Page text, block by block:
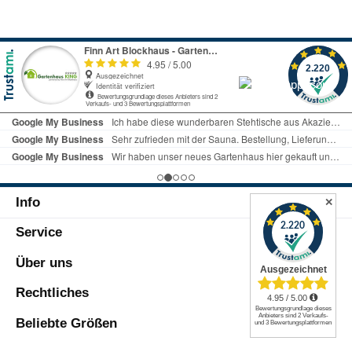
Boden stecken2-teiliger Mast zum
praktischen Transportstabile
VerstrebungenTechnische
Daten:Bogenmaß: 200 cmHöhe
zusammengeklappt: 115 cm verstellbare
Höhe (min.-max.): 120 - 210 cm Material
Mast/Streben:
mmMaterial Bezugstoff: 100 %
PolyesterFarbe: TürkisLieferumfang:1 x
normalen Sonnenschirmständer gestellt
werden. Die Schirmbespannung besteht
aus wasserabweisendem Stoff mit
Sonnenschutz UV50+. So bist du bestens
vor der Sonne und auch vor einem
Sommerregen geschützt. Schirmmast und
Schirmstreben sind
aus robustem pulverbeschichtetem Stahl.
Mit einem Halteband lässt sich der Schirm
vorm Verpacken bequem
zusammenbinden und leicht in
Picknick.Dein perfekter Begleiter durch
Sommer! Produktvorteile:Sonnenschutz
Info
Service
Über uns
Rechtliches
Beliebte Größen
✕